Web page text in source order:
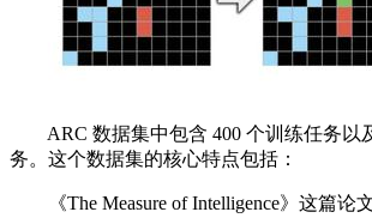
ARC 数据集中包含 400 个训练任务以
务。这个数据集的核心特点包括：
《The Measure of Intelligence》这篇论